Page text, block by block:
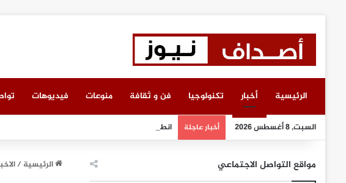
الرئيسية أخبار تكنولوجيا فن و ثقافة منوعات فيديوهات
السبت, 8 أغسطس 2026 أخبار عاجلة انطلاق أعمال معرض “سيريدو” العقاري الخامس في
الرئيسية/ مواقع التواصل الاجتماعي